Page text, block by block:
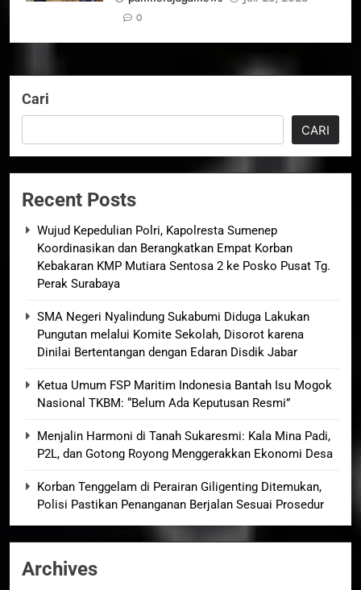
0
Cari
CARI
Recent Posts
Wujud Kepedulian Polri, Kapolresta Sumenep
Koordinasikan dan Berangkatkan Empat Korban
Kebakaran KMP Mutiara Sentosa 2 ke Posko Pusat Tg.
Perak Surabaya
SMA Negeri Nyalindung Sukabumi Diduga Lakukan
Pungutan melalui Komite Sekolah, Disorot karena
Dinilai Bertentangan dengan Edaran Disdik Jabar
Ketua Umum FSP Maritim Indonesia Bantah Isu Mogok
Nasional TKBM: “Belum Ada Keputusan Resmi”
Menjalin Harmoni di Tanah Sukaresmi: Kala Mina Padi,
P2L, dan Gotong Royong Menggerakkan Ekonomi Desa
Korban Tenggelam di Perairan Giligenting Ditemukan,
Polisi Pastikan Penanganan Berjalan Sesuai Prosedur
Archives